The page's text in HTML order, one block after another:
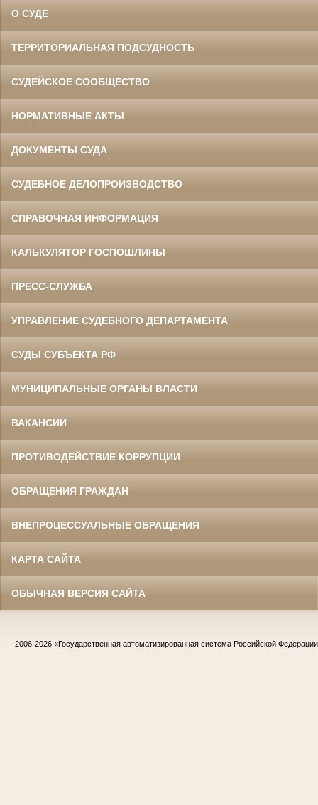
О СУДЕ
ТЕРРИТОРИАЛЬНАЯ ПОДСУДНОСТЬ
СУДЕЙСКОЕ СООБЩЕСТВО
НОРМАТИВНЫЕ АКТЫ
ДОКУМЕНТЫ СУДА
СУДЕБНОЕ ДЕЛОПРОИЗВОДСТВО
СПРАВОЧНАЯ ИНФОРМАЦИЯ
КАЛЬКУЛЯТОР ГОСПОШЛИНЫ
ПРЕСС-СЛУЖБА
УПРАВЛЕНИЕ СУДЕБНОГО ДЕПАРТАМЕНТА
СУДЫ СУБЪЕКТА РФ
МУНИЦИПАЛЬНЫЕ ОРГАНЫ ВЛАСТИ
ВАКАНСИИ
ПРОТИВОДЕЙСТВИЕ КОРРУПЦИИ
ОБРАЩЕНИЯ ГРАЖДАН
ВНЕПРОЦЕССУАЛЬНЫЕ ОБРАЩЕНИЯ
КАРТА САЙТА
ОБЫЧНАЯ ВЕРСИЯ САЙТА
2006-2026 «Государственная автоматизированная система Российской